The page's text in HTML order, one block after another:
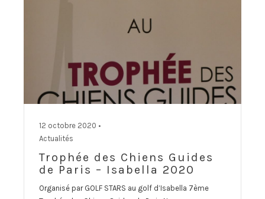
12 octobre 2020 •
Actualités
Trophée des Chiens Guides
de Paris – Isabella 2020
Organisé par GOLF STARS au golf d’Isabella 7ème